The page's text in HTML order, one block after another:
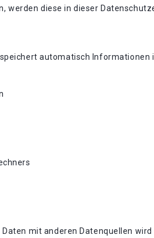
werden diese in dieser
automatisch
mit anderen Datenquellen wird